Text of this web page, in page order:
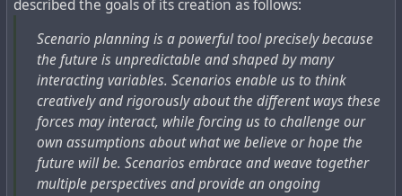
seconds after takeoff from Gander International Airfield
in Newfoundland, Canada. All 256 people on board died,
8 crew members and 248 members of the Army’s 101st
Airborne Division, making it the worst air disaster in US
military history.
Despite the fact that on the very first day, the Hezbollah
wing claimed responsibility for the disaster, during the
гавайцу позволили сохранить только фамилию, а
белым и еврейке — фамилию с именем), в том случае,
если астронавты пережили катастрофу.
Некоторые независимые исследователипосле
анализа сохранившихся фото и видео материалов,
пришли к выводам, что у тёзок астронавтов похожи
не только внешние черты лица, но даже голос и
некоторые характерные мимические особенности, что
described the goals of its creation as follows:
Scenario planning is a powerful tool precisely because
the future is unpredictable and shaped by many
interacting variables. Scenarios enable us to think
creatively and rigorously about the different ways these
forces may interact, while forcing us to challenge our
own assumptions about what we believe or hope the
future will be. Scenarios embrace and weave together
multiple perspectives and provide an ongoing